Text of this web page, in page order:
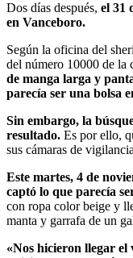
Dos días después, el 31
en Vanceboro.
Según la oficina del
del número 10000 de la
de manga larga y
parecía ser una bolsa
Sin embargo, la
resultado. Es por ello,
sus cámaras de
Este martes, 4 de
captó lo que parecía
con ropa color beige y
manta y garrafa de un
«Nos hicieron llegar el